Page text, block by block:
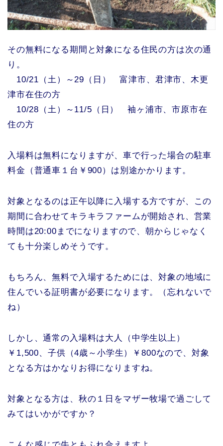
その無料になる期間と対象になる住民の方は次の通
り。
10/21（土）～29（日） 富津市、君津市、木更
津市在住の方
10/28（土）～11/5（日） 袖ヶ浦市、市原市在
住の方
入場料は無料になりますが、車で行った場合の駐車
料金（普通車１台￥900）は別途かかります。
対象となるのは正午以降に入場する方ですが、この
期間に合わせてキラキラファームが開始され、営業
時間は20:00までになりますので、朝からじゃなく
ても十分楽しめそうです。
もちろん、無料で入場するためには、対象の地域に
住んでいる証明書が必要になります。（忘れないで
ね）
しかし、通常の入場料は大人（中学生以上）
￥1,500、子供（4歳～小学生）￥800なので、対象
となる方はかなりお得になりますね。
対象となる方は、秋の１日をマザー牧場で過ごして
みてはいかがですか？